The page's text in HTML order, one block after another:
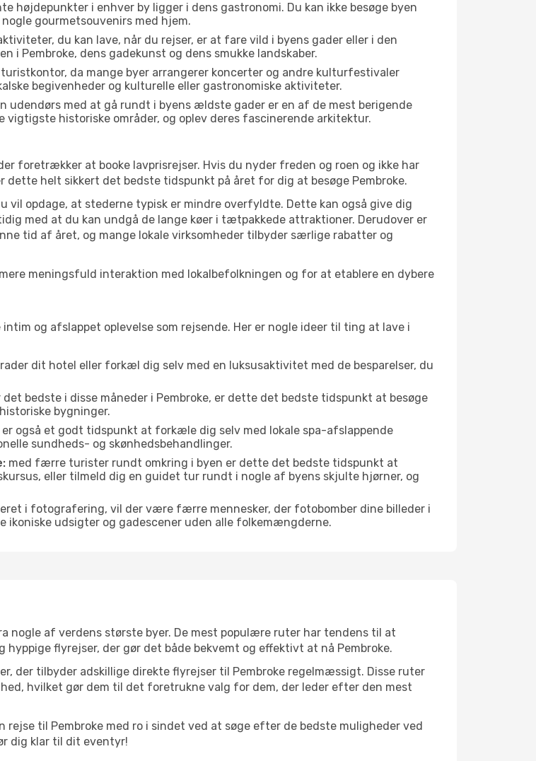
højdepunkter i enhver by ligger i dens gastronomi. Du kan ikke besøge byen
gourmetsouvenirs med hjem.
du kan lave, når du rejser, er at fare vild i byens gader eller i den
i Pembroke, dens gadekunst og dens smukke landskaber.
da mange byer arrangerer koncerter og andre kulturfestivaler
begivenheder og kulturelle eller gastronomiske aktiviteter.
udendørs med at gå rundt i byens ældste gader er en af de mest berigende
vigtigste historiske områder, og oplev deres fascinerende arkitektur.
foretrækker at booke lavprisrejser. Hvis du nyder freden og roen og ikke har
helt sikkert det bedste tidspunkt på året for dig at besøge Pembroke.
opdage, at stederne typisk er mindre overfyldte. Dette kan også give dig
med at du kan undgå de lange køer i tætpakkede attraktioner. Derudover er
tid af året, og mange lokale virksomheder tilbyder særlige rabatter og
meningsfuld interaktion med lokalbefolkningen og for at etablere en dybere
og afslappet oplevelse som rejsende. Her er nogle ideer til ting at lave i
dit hotel eller forkæl dig selv med en luksusaktivitet med de besparelser, du
det bedste i disse måneder i Pembroke, er dette det bedste tidspunkt at besøge
bygninger.
også et godt tidspunkt at forkæle dig selv med lokale spa-afslappende
sundheds- og skønhedsbehandlinger.
med færre turister rundt omkring i byen er dette det bedste tidspunkt at
eller tilmeld dig en guidet tur rundt i nogle af byens skjulte hjørner, og
i fotografering, vil der være færre mennesker, der fotobomber dine billeder i
udsigter og gadescener uden alle folkemængderne.
nogle af verdens største byer. De mest populære ruter har tendens til at
flyrejser, der gør det både bekvemt og effektivt at nå Pembroke.
der tilbyder adskillige direkte flyrejser til Pembroke regelmæssigt. Disse ruter
hvilket gør dem til det foretrukne valg for dem, der leder efter den mest
til Pembroke med ro i sindet ved at søge efter de bedste muligheder ved
dig klar til dit eventyr!